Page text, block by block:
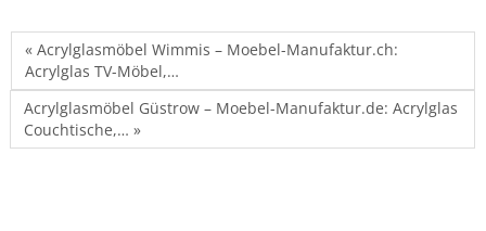
« Acrylglasmöbel Wimmis – Moebel-Manufaktur.ch:
Acrylglas TV-Möbel,…
Acrylglasmöbel Güstrow – Moebel-Manufaktur.de: Acrylglas
Couchtische,… »